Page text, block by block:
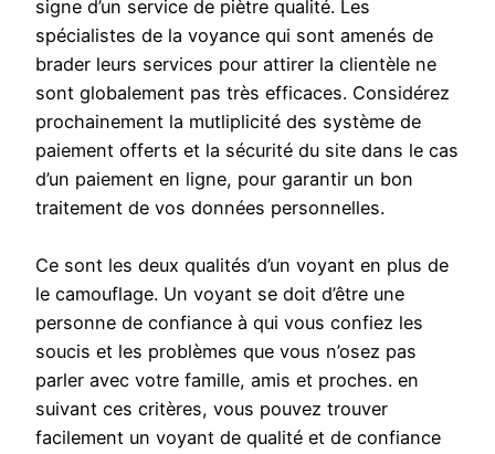
signe d’un service de piètre qualité. Les
spécialistes de la voyance qui sont amenés de
brader leurs services pour attirer la clientèle ne
sont globalement pas très efficaces. Considérez
prochainement la mutliplicité des système de
paiement offerts et la sécurité du site dans le cas
d’un paiement en ligne, pour garantir un bon
traitement de vos données personnelles.
Ce sont les deux qualités d’un voyant en plus de
le camouflage. Un voyant se doit d’être une
personne de confiance à qui vous confiez les
soucis et les problèmes que vous n’osez pas
parler avec votre famille, amis et proches. en
suivant ces critères, vous pouvez trouver
facilement un voyant de qualité et de confiance